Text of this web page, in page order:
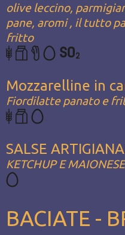
olive leccino,
pane, aromi , il tutto
fritto
Mozzarelline in
Fiordilatte panato e
SALSE
KETCHUP E MAIONESE
BACIATE -